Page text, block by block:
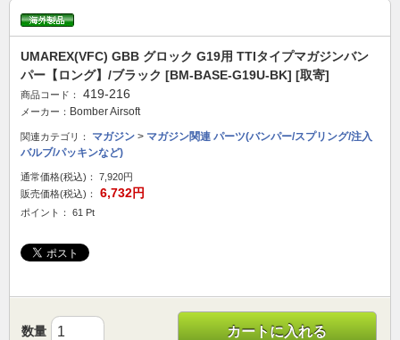
UMAREX(VFC) GBB グロック G19用 TTIタイプマガジンバン
パー【ロング】/ブラック [BM-BASE-G19U-BK] [取寄]
商品コード： 419-216
メーカー： Bomber Airsoft
関連カテゴリ： マガジン > マガジン関連 パーツ(バンパー/スプリング/注入
バルブ/パッキンなど)
通常価格(税込)：
7,920円
販売価格(税込)：
6,732円
ポイント： 61 Pt
数量 カートに入れる